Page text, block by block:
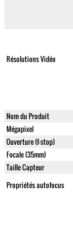
Résolutions Vidéo
Nom du Produit
Mégapixel
Ouverture (f-stop)
Focale (35mm)
Taille Capteur
Propriétés autofocus